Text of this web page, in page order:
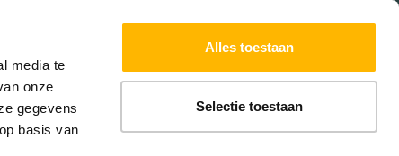
media te
onze
gegevens
basis van
Alles toestaan
Selectie toestaan